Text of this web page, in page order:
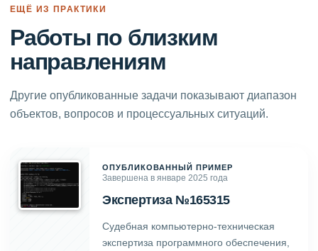
ЕЩЁ ИЗ ПРАКТИКИ
Работы по близким
направлениям
Другие опубликованные задачи показывают диапазон
объектов, вопросов и процессуальных ситуаций.
ОПУБЛИКОВАННЫЙ ПРИМЕР
Завершена в январе 2025 года
Экспертиза №165315
Судебная компьютерно-техническая
экспертиза программного обеспечения,